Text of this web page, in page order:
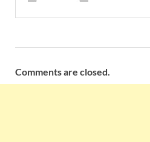
Comments are closed.